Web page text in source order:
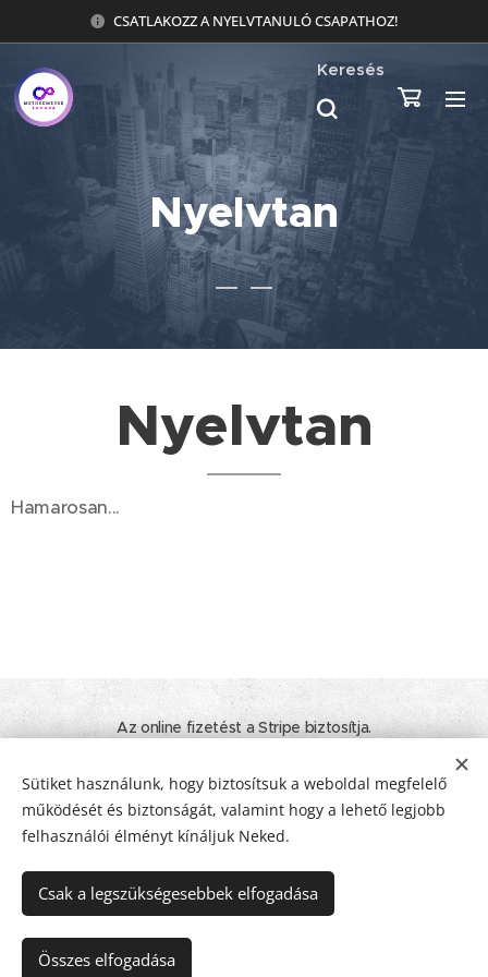
CSATLAKOZZ A NYELVTANULÓ CSAPATHOZ!
Keresés
Nyelvtan
Nyelvtan
Hamarosan...
Az online fizetést a Stripe biztosítja.
Inspiráció.
ÁSZFIAdatkezelési tájékoztatóI Impresszum Sütik
Nyelvek
Magyar
Deutsch
EUR €
Sütiket használunk, hogy biztosítsuk a weboldal megfelelő
működését és biztonságát, valamint hogy a lehető legjobb
felhasználói élményt kínáljuk Neked.
Csak a legszükségesebbek elfogadása
Összes elfogadása